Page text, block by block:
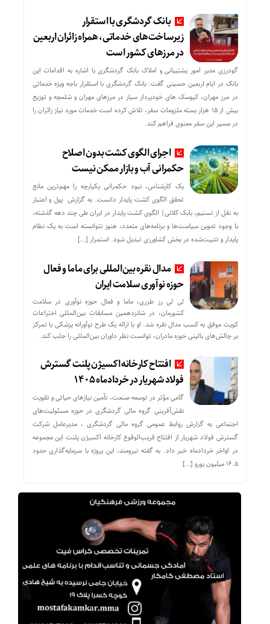
بانک گردشگری با استقرار
زیرساخت‌های خدماتی، همراه زائران اربعین
در مرزهای کشور است
گودرزی مدیر امور پشتیبانی و املاک بانک گردشگری با اشاره به اقدامات این
بانک در ایام اربعین حسینی گفت: بانک گردشگری با استقرار باجه ویژه خدماتی
در مرز مهران، کیوسک های خودپرداز سیار در مرزهای مهران و شلمچه و توزیع
بیش از ۱۵ هزار بسته ملزومات سفر، تلاش کرده است خدمات مورد نیاز زائران را
در مسیر این سفر معنوی فراهم کند.
اجرای الگوی کشت بدون اصلاح
حکمرانی آب و بازار ممکن نیست
یک کارشناس، نبود حکمرانی یکپارچه را مهم‌ترین مانع
تحقق الگوی کشت پایدار دانست. به گزارش پول و اعتبار
به نقل از تسنیم، بابک کلانی| الگوی کشت پایدار در ایران طی چند دهه گذشته،
با وجود تدوین سیاست‌ها و برنامه‌های متعدد، هنوز نتوانسته است به یک نظام
پایدار و تثبیت‌شده در بخش کشاورزی تبدیل شود. استمرار […]
مدال نقره بین‌المللی برای ماما و فعال
حوزه نوآوری سلامت ایران
لی لی رز طزری، ماما و فعال حوزه نوآوری در سلامت
کشورمان، در شانزدهمین مسابقات بین‌المللی اختراعات
کویت موفق به کسب مدال نقره شد. او با ارائه یک طرح نوآورانه پزشکی با تمرکز
بر چالش‌های بالینی حوزه مادران، توانست نظر داوران بین‌المللی را جلب کند.
افتتاح کارخانه اکسیژن پلنت گسترش
فولاد شهریار در خردادماه ۱۴۰۵
گامی مؤثر در توسعه صنعت، تأمین نیازهای حیاتی و تقویت
نقش‌آفرینی گروه مالی گردشگری در حوزه مسئولیت‌های
اجتماعی به گزارش روابط عمومی گروه مالی گردشگری ، مدیرعامل شرکت
گسترش فولاد شهریار از افتتاح قریب‌الوقوع کارخانه اکسیژن پلنت این مجموعه
در اواخر خردادماه خبر داد. به گفته نیرومند، این پروژه با سرمایه‌گذاری حدود
۱۶.۵ میلیون یورو […]